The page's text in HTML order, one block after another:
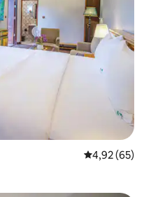
Évaluation
4,92 (65)